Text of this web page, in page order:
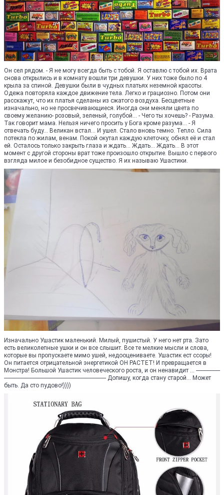
Он сел рядом. - Я не могу всегда быть с тобой. Я оставлю с тобой их. Врата
снова открылись и в комнату вошли три девушки. У них тоже было по 4
крыла за спиной. Девушки были в чудных платьях неземной красоты.
Одежа повторяла каждое движение тела. Легко и грациозно. Потом они
расскажут, что их платья сделаны из сжатого воздуха. Бесцветные
изначально, но не просвечивающиеся. Иногда они меняли цвета по
своему желанию- розовый, зеленый, голубой... - Чего ты хочешь? - Разума.
Так говорит мама. Нельзя ничего просить у Бога кроме разума... - Я
отвечать буду... Великан встал... И ушел. Стало вновь темно. Тепло. Сила
потекла по жилам, венам. Покой окутал каждую клеточку, обнял её и стал
ей. Осталось только закрыть глаза и ждать... Ждать... Ждать... В этот
момент с другой стороны врат тоже произошло открытие. Вышло с первого
взгляда милое и безобидное существо. Я их называю Ушастики.
Изначально Ушастик маленький. Милый, пушистый. У него нет рта. Зато
есть великолепные ушки и он все слышит. Все те мелкие мысли и слова,
которые вы пропускаете мимо ушей, недооцениваете. Ушастик ест ссоры!
Он питается отрицательной энергетикой ОН РАСТЕТ! И превращается в
Монстра! Большой Ушастик человеческого роста, и он ненавидит ... ----------------
-------------------------------------------------------------------- Допишу, когда стану старой... Может
быть. Да сто пудово!))))